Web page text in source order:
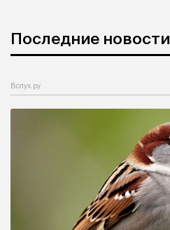
Последние новости
Вслух.ру